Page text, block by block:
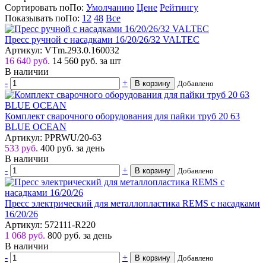
Сортировать поПо: Умолчанию Цене Рейтингу
Показывать поПо: 12 48 Все
Пресс ручной с насадками 16/20/26/32 VALTEC
Артикул: VTm.293.0.160032
16 640 руб. 14 560 руб. за шт
В наличии
-
+ В корзину Добавлено
Комплект сварочного оборудования для пайки труб 20 63
BLUE OCEAN
Артикул: PPRWU/20-63
533 руб. 400 руб. за день
В наличии
-
+ В корзину Добавлено
Пресс электрический для металлопластика REMS с насадками
16/20/26
Артикул: 572111-R220
1 068 руб. 800 руб. за день
В наличии
-
+ В корзину Добавлено